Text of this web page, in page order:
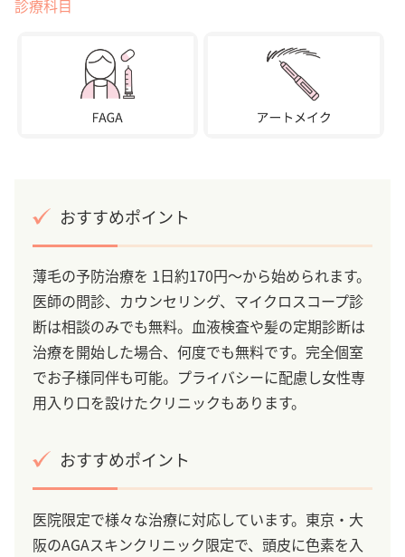
診療科目
おすすめポイント
薄毛の予防治療を 1日約170円～から始められます。
医師の問診、カウンセリング、マイクロスコープ診
断は相談のみでも無料。血液検査や髪の定期診断は
治療を開始した場合、何度でも無料です。完全個室
でお子様同伴も可能。プライバシーに配慮し女性専
用入り口を設けたクリニックもあります。
おすすめポイント
医院限定で様々な治療に対応しています。東京・大
阪のAGAスキンクリニック限定で、頭皮に色素を入